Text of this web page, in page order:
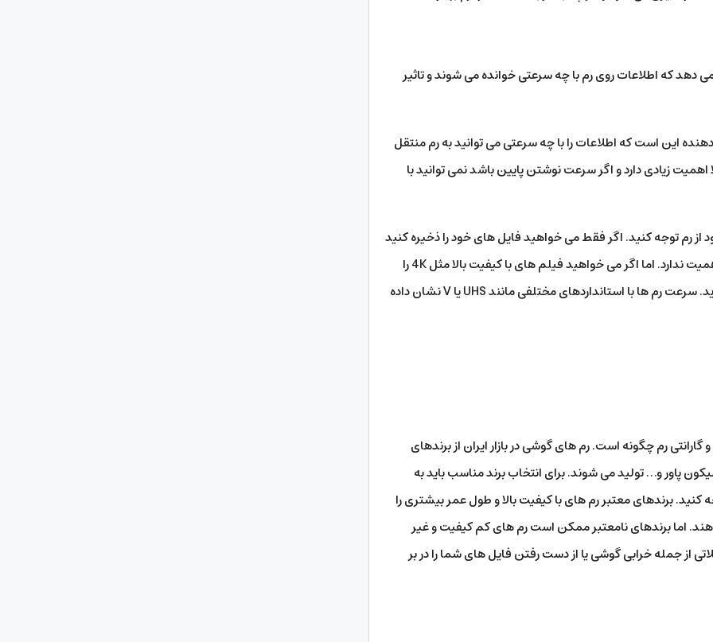
دهد که اطلاعات روی رم با چه سرعتی خوانده می شوند و تاثیر
این است که اطلاعات را با چه سرعتی می توانید به رم منتقل
زیادی دارد و اگر سرعت نوشتن پایین باشد نمی توانید با
از رم توجه کنید. اگر فقط می خواهید فایل های خود را ذخیره کنید
و از آن‌ها کپی نمی‌کنید، سرعت رم برای شما زیاد اهمیت ندارد. اما اگر می خواهید فیلم های با کیفیت بالا مثل 4K را
ضبط یا پخش کنید، به رم های با سرعت بالا نیاز دارید. سرعت رم ها با استانداردهای مختلفی مانند UHS یا V نشان داده
رم چگونه است. رم های گوشی در بازار ایران از برندهای
پاور و… تولید می شوند. برای انتخاب برند مناسب باید به
برندهای معتبر رم های با کیفیت بالا و طول عمر بیشتری را
دهند. اما برندهای نامعتبر ممکن است رم های کم کیفیت و غیر
از جمله خرابی گوشی یا از دست رفتن فایل های شما را در بر